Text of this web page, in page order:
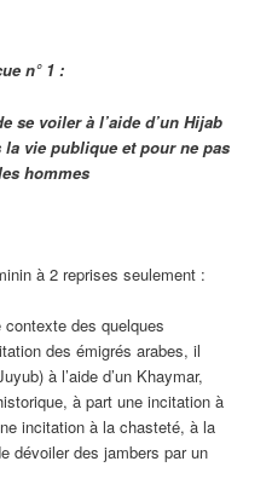
n° 1 :
se voiler à l’aide d’un Hijab
vie publique et pour ne pas
hommes
à 2 reprises seulement :
des quelques
des émigrés arabes, il
à l’aide d’un Khaymar,
à part une incitation à
incitation à la chasteté, à la
dévoiler des jambers par un